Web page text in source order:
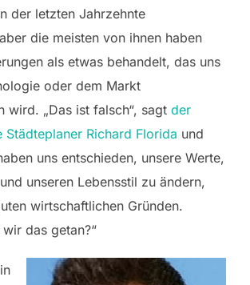
der letzten Jahrzehnte
die meisten von ihnen haben
als etwas behandelt, das uns
oder dem Markt
wird. „Das ist falsch“, sagt der
Städteplaner Richard Florida und
uns entschieden, unsere Werte,
unseren Lebensstil zu ändern,
wirtschaftlichen Gründen.
das getan?“